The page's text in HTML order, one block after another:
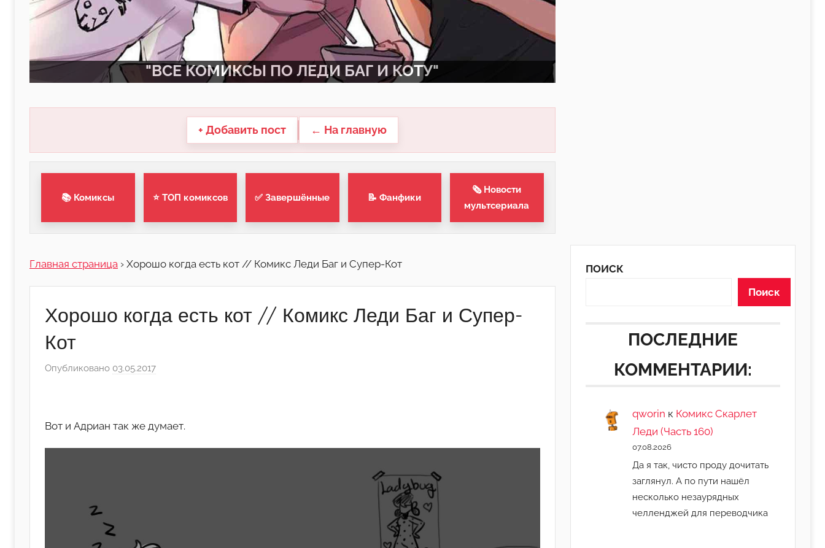
"ВСЕ КОМИКСЫ ПО ЛЕДИ БАГ И КОТУ"
+ Добавить пост ← На главную
📚 Комиксы ⭐ ТОП комиксов ✅ Завершённые 📝 Фанфики
🗞 Новости
мультсериала
Главная страница › Хорошо когда есть кот // Комикс Леди Баг и Супер-Кот
Хорошо когда есть кот // Комикс Леди Баг и Супер-
Кот
Опубликовано 03.05.2017
р
о
м
Вот и Адриан так же думает.
ПОИСК
Поиск
ПОСЛЕДНИЕ
КОММЕНТАРИИ:
qworin к Комикс Скарлет
Леди (Часть 160)
07.08.2026
Да я так, чисто проду дочитать
заглянул. А по пути нашёл
несколько незаурядных
челленджей для переводчика